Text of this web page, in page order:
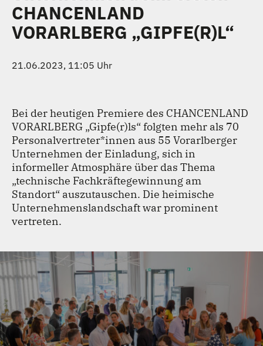
NEWS
TEAM
KONTAKT
CHANCENLAND
VORARLBERG „GIPFE(R)L“
21.06.2023, 11:05 Uhr
Bei der heutigen Premiere des CHANCENLAND
VORARLBERG „Gipfe(r)ls“ folgten mehr als 70
Personalvertreter*innen Innen
aus 55 Vorarlberger
Unternehmen der Einladung, sich in
informeller Atmosphäre über das Thema
„technische Fachkräftegewinnung am
Standort“ auszutauschen. Die heimische
Unternehmenslandschaft war prominent
vertreten.